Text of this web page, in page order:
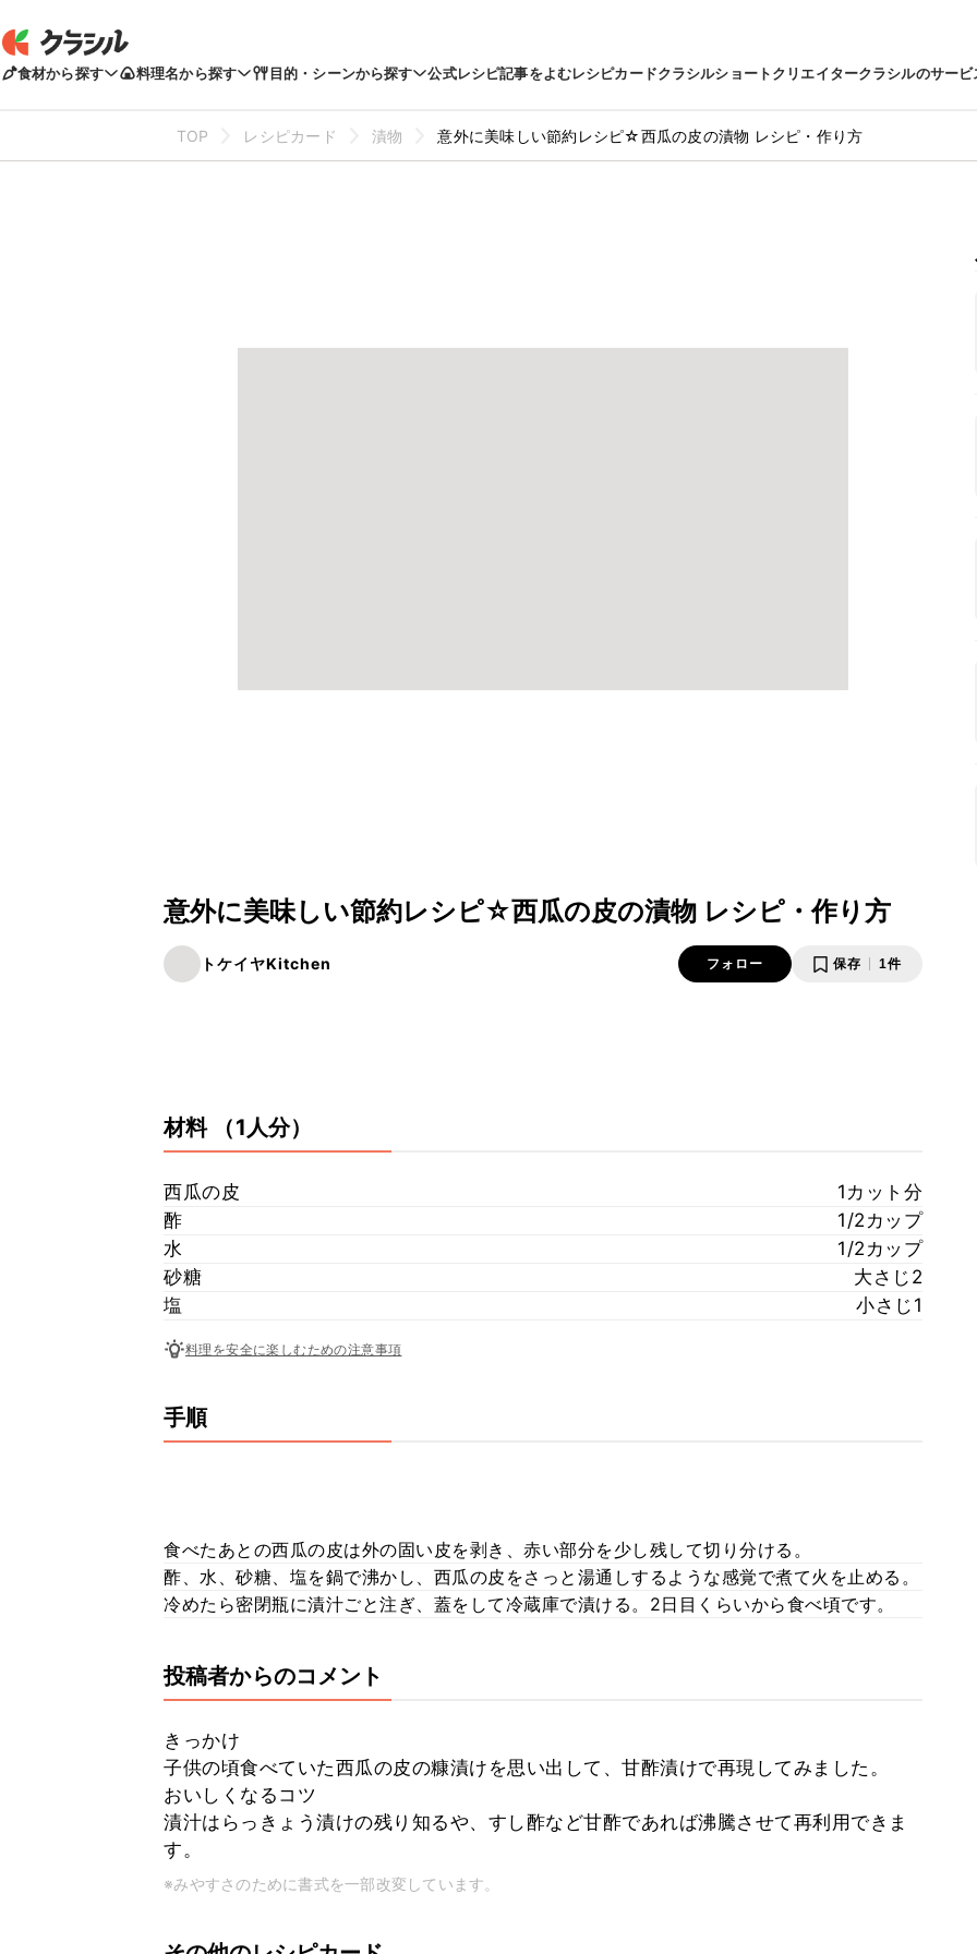
食材から探す 料理名から探す 目的・シーンから探す 公式レシピ記事をよむレシピカードクラシルショートクリエイタークラシルのサービ
TOP レシピカード 漬物 意外に美味しい節約レシピ☆西瓜の皮の漬物 レシピ・作り方
意外に美味しい節約レシピ☆西瓜の皮の漬物 レシピ・作り方
トケイヤKitchen フォロー 保存 1件
材料 （1人分）
西瓜の皮
1カット分
酢
1/2カップ
水
1/2カップ
砂糖
大さじ2
塩
小さじ1
料理を安全に楽しむための注意事項
手順
食べたあとの西瓜の皮は外の固い皮を剥き、赤い部分を少し残して切り分ける。
酢、水、砂糖、塩を鍋で沸かし、西瓜の皮をさっと湯通しするような感覚で煮て火を止める。
冷めたら密閉瓶に漬汁ごと注ぎ、蓋をして冷蔵庫で漬ける。2日目くらいから食べ頃です。
投稿者からのコメント
きっかけ
子供の頃食べていた西瓜の皮の糠漬けを思い出して、甘酢漬けで再現してみました。
おいしくなるコツ
漬汁はらっきょう漬けの残り知るや、すし酢など甘酢であれば沸騰させて再利用できま
す。
※みやすさのために書式を一部改変しています。